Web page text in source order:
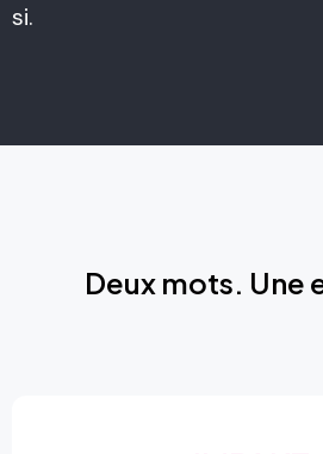
si.
Deux mots. Une